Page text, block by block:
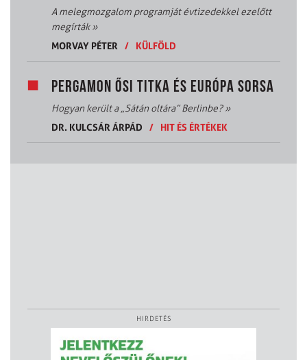
A melegmozgalom programját évtizedekkel ezelőtt
megírták»
MORVAY PÉTER
/ KÜLFÖLD
PERGAMON ŐSI TITKA ÉS EURÓPA SORSA
Hogyan került a „Sátán oltára” Berlinbe?»
DR. KULCSÁR ÁRPÁD
/ HIT ÉS ÉRTÉKEK
HIRDETÉS